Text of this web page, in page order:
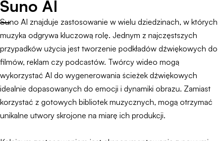
Suno AI
Suno AI znajduje zastosowanie w wielu dziedzinach, w których
muzyka odgrywa kluczową rolę. Jednym z najczęstszych
przypadków użycia jest tworzenie podkładów dźwiękowych do
filmów, reklam czy podcastów. Twórcy wideo mogą
wykorzystać AI do wygenerowania ścieżek dźwiękowych
idealnie dopasowanych do emocji i dynamiki obrazu. Zamiast
korzystać z gotowych bibliotek muzycznych, mogą otrzymać
unikalne utwory skrojone na miarę ich produkcji.